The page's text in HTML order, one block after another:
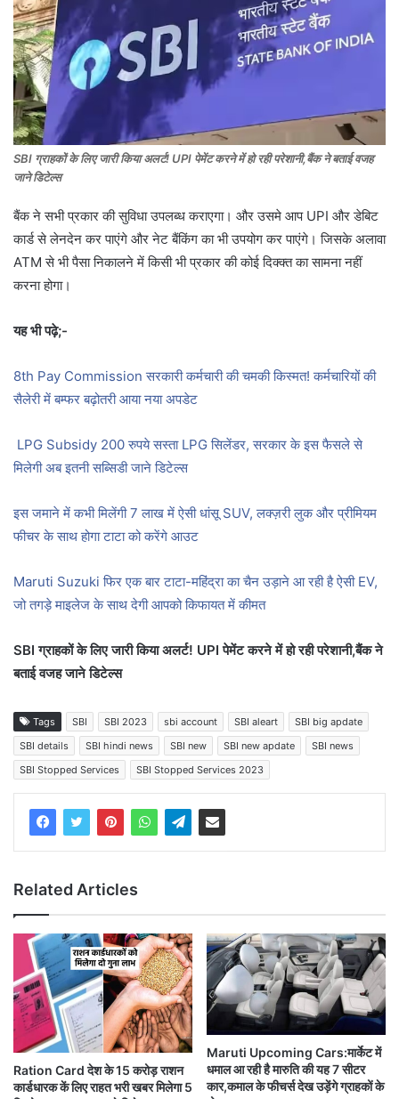
SBI ग्राहकों के लिए जारी किया अलर्ट! UPI पेमेंट करने में हो रही परेशानी,बैंक ने बताई वजह
जाने डिटेल्स
बैंक ने सभी प्रकार की सुविधा उपलब्ध कराएगा। और उसमे आप UPI और डेबिट
कार्ड से लेनदेन कर पाएंगे और नेट बैंकिंग का भी उपयोग कर पाएंगे। जिसके अलावा
ATM से भी पैसा निकालने में किसी भी प्रकार की कोई दिक्क्त का सामना नहीं
करना होगा।
यह भी पढ़े;-
8th Pay Commission सरकारी कर्मचारी की चमकी किस्मत! कर्मचारियों की
सैलेरी में बम्फर बढ़ोतरी आया नया अपडेट
LPG Subsidy 200 रुपये सस्ता LPG सिलेंडर, सरकार के इस फैसले से
मिलेगी अब इतनी सब्सिडी जाने डिटेल्स
इस जमाने में कभी मिलेंगी 7 लाख में ऐसी धांसू SUV, लक्ज़री लुक और प्रीमियम
फीचर के साथ होगा टाटा को करेंगे आउट
Maruti Suzuki फिर एक बार टाटा-महिंद्रा का चैन उड़ाने आ रही है ऐसी EV,
जो तगड़े माइलेज के साथ देगी आपको किफायत में कीमत
SBI ग्राहकों के लिए जारी किया अलर्ट! UPI पेमेंट करने में हो रही परेशानी,बैंक ने
बताई वजह जाने डिटेल्स
Tags SBI SBI 2023 sbi account SBI aleart
SBI big apdate
SBI details
SBI hindi news SBI new SBI new apdate
SBI news
SBI Stopped Services
SBI Stopped Services 2023
Related Articles
Ration Card देश के 15 करोड़ राशन
कार्डधारक कें लिए राहत भरी खबर मिलेगा 5
Maruti Upcoming Cars:मार्केट में
धमाल आ रही है मारुति की यह 7 सीटर
कार,कमाल के फीचर्स देख उड़ेंगे ग्राहकों के